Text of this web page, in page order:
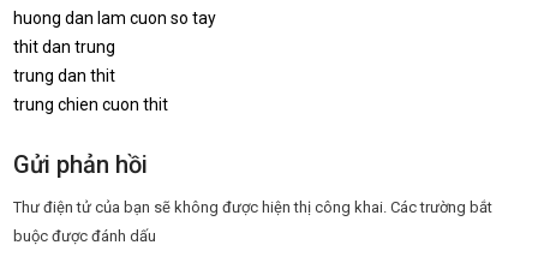
huong dan lam cuon so tay
thit dan trung
trung dan thit
trung chien cuon thit
Gửi phản hồi
Thư điện tử của bạn sẽ không được hiện thị công khai. Các trường bắt
buộc được đánh dấu